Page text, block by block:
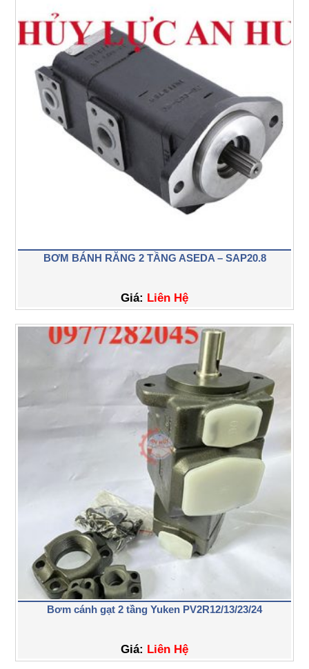
BƠM BÁNH RĂNG 2 TẦNG ASEDA – SAP20.8
Giá: Liên Hệ
Bơm cánh gạt 2 tầng Yuken PV2R12/13/23/24
Giá: Liên Hệ